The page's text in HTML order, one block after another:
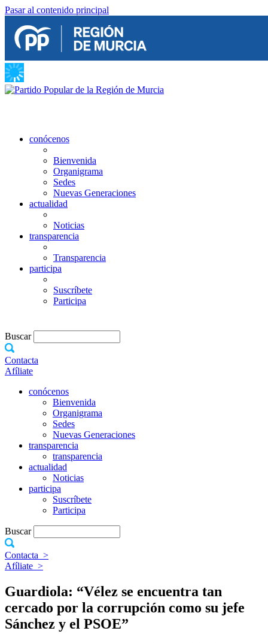
Pasar al contenido principal
conócenos
Bienvenida
Organigrama
Sedes
Nuevas Generaciones
actualidad
Noticias
transparencia
Transparencia
participa
Suscríbete
Participa
Buscar
Contacta
Afíliate
conócenos
Bienvenida
Organigrama
Sedes
Nuevas Generaciones
transparencia
transparencia
actualidad
Noticias
participa
Suscríbete
Participa
Buscar
Contacta >
Afíliate >
Guardiola: “Vélez se encuentra tan
cercado por la corrupción como su jefe
Sánchez y el PSOE”